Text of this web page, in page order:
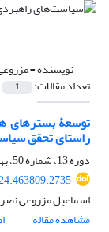
نویسنده =
تعداد مقالات: 1
توسعۀ بسترهای
راستای تحقق
دوره 13، شماره 50، بهار 1404، صفحه
اسماعیل مزروعی
مشاهده مقاله